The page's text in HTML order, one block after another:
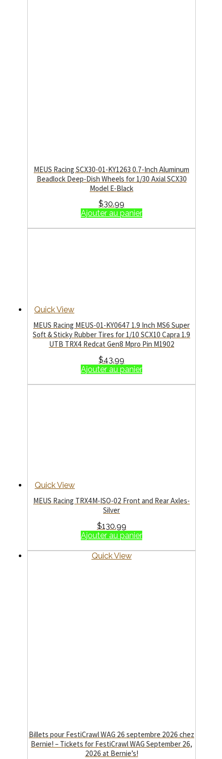
MEUS Racing SCX30-01-KY1263 0.7-Inch Aluminum
Beadlock Deep-Dish Wheels for 1/30 Axial SCX30
Model E-Black
$30.99
Ajouter au panier
Quick View
MEUS Racing MEUS-01-KY0647 1.9 Inch MS6 Super
Soft & Sticky Rubber Tires for 1/10 SCX10 Capra 1.9
UTB TRX4 Redcat Gen8 Mpro Pin M1902
$43.99
Ajouter au panier
Quick View
MEUS Racing TRX4M-ISO-02 Front and Rear Axles-
Silver
$130.99
Ajouter au panier
Quick View
Billets pour FestiCrawl WAG 26 septembre 2026 chez
Bernie! – Tickets for FestiCrawl WAG September 26,
2026 at Bernie’s!